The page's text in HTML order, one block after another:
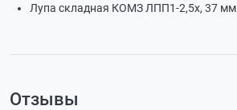
Лупа складная КОМЗ ЛПП1-2,5х, 37 мм
Отзывы